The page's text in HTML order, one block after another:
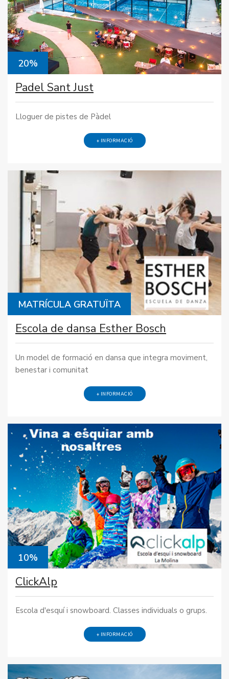
20%
Padel Sant Just
Lloguer de pistes de Pàdel
+ INFORMACIÓ
MATRÍCULA GRATUÏTA
Escola de dansa Esther Bosch
Un model de formació en dansa que integra moviment,
benestar i comunitat
+ INFORMACIÓ
10%
ClickAlp
Escola d'esquí i snowboard. Classes individuals o grups.
+ INFORMACIÓ